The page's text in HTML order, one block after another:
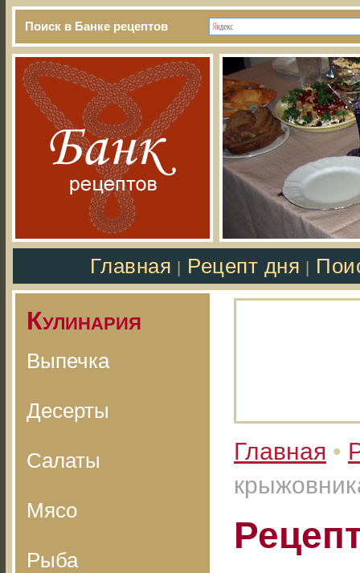
Поиск в Банке рецептов
Главная Рецепт дня
Кулинария
Выпечка
Десерты
Салаты
Мясо
Рыба
Главная •